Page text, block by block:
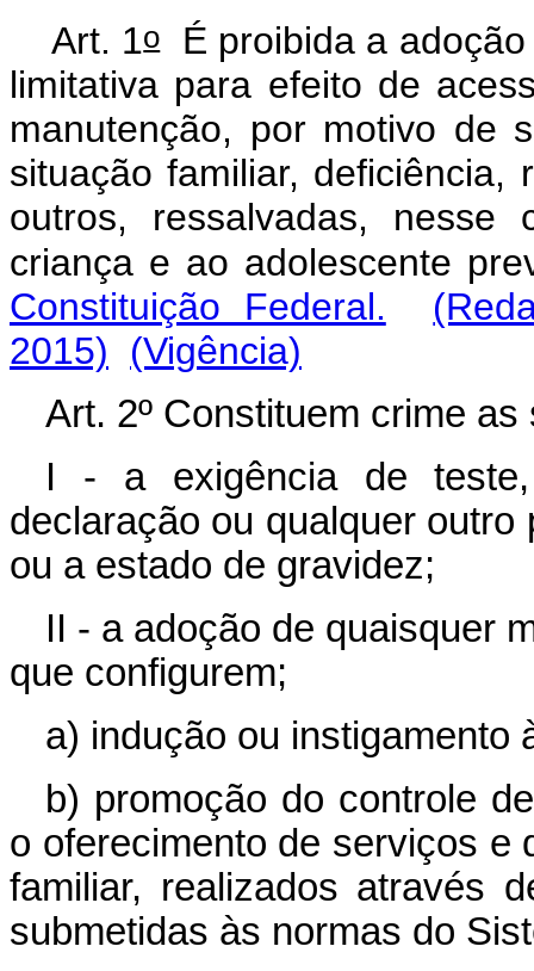
Art. 1oÉ proibida a adoção
limitativa para efeito de
manutenção, por motivo de
situação familiar, deficiência,
outros, ressalvadas,
criança e ao adolescente
Constituição Federal.
2015)
(Vigência)
Art. 2º Constituem crime
I - a exigência de teste,
declaração ou qualquer
ou a estado de gravidez;
II - a adoção de quaisquer
que configurem;
a) indução ou instigamento
b) promoção do controle
o oferecimento de serviços e
familiar, realizados através
submetidas às normas do